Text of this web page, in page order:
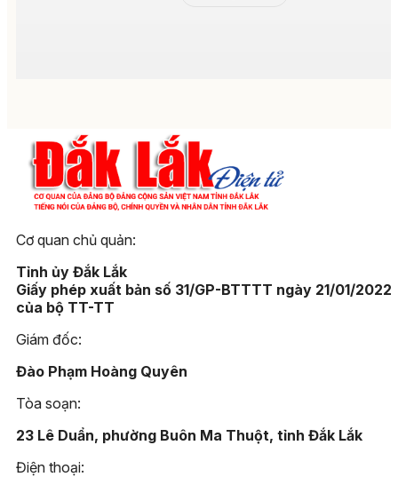
Cơ quan chủ quản:
Tỉnh ủy Đắk Lắk
Giấy phép xuất bản số 31/GP-BTTTT ngày 21/01/2022
của bộ TT-TT
Giám đốc:
Đào Phạm Hoàng Quyên
Tòa soạn:
23 Lê Duẩn, phường Buôn Ma Thuột, tỉnh Đắk Lắk
Điện thoại: